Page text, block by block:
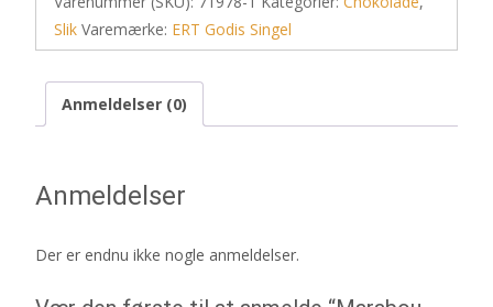
Slik Varemærke: ERT Godis Singel
Anmeldelser (0)
Anmeldelser
Der er endnu ikke nogle anmeldelser.